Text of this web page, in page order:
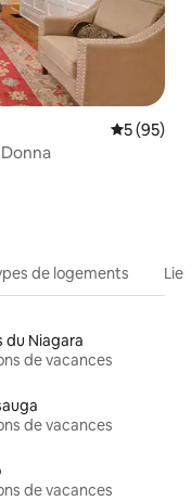
5 (95)
de logements
du Niagara
de vacances
de vacances
de vacances